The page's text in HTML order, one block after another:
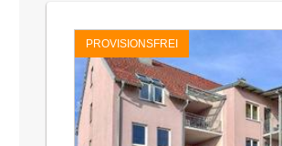
PROVISIONSFREI